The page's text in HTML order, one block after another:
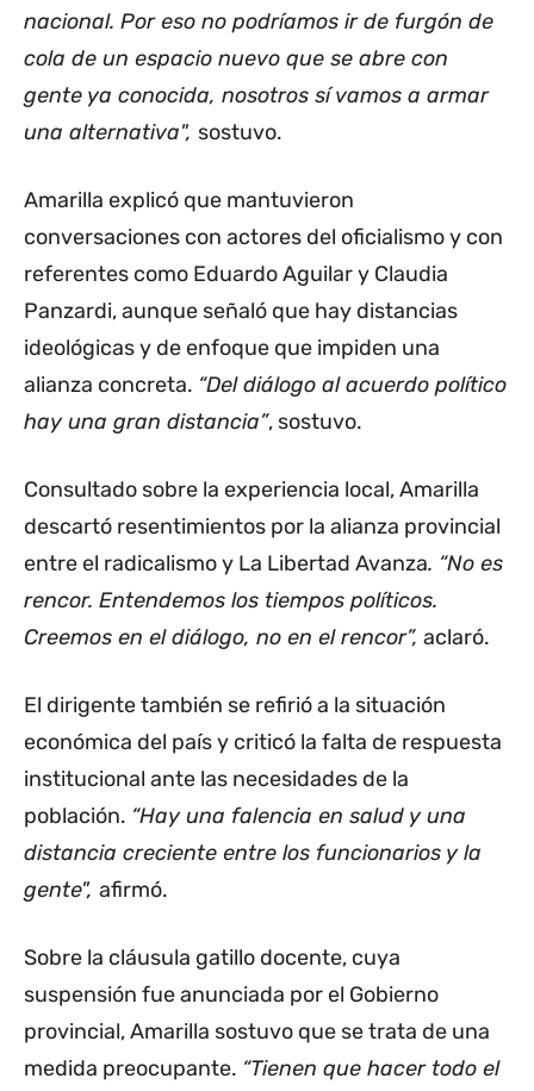
nacional. Por eso no podríamos ir de furgón de
cola de un espacio nuevo que se abre con
gente ya conocida, nosotros sí vamos a armar
una alternativa", sostuvo.
Amarilla explicó que mantuvieron
conversaciones con actores del oficialismo y con
referentes como Eduardo Aguilar y Claudia
Panzardi, aunque señaló que hay distancias
ideológicas y de enfoque que impiden una
alianza concreta. “Del diálogo al acuerdo político
hay una gran distancia”, sostuvo.
Consultado sobre la experiencia local, Amarilla
descartó resentimientos por la alianza provincial
entre el radicalismo y La Libertad Avanza. “No es
rencor. Entendemos los tiempos políticos.
Creemos en el diálogo, no en el rencor”, aclaró.
El dirigente también se refirió a la situación
económica del país y criticó la falta de respuesta
institucional ante las necesidades de la
población. “Hay una falencia en salud y una
distancia creciente entre los funcionarios y la
gente", afirmó.
Sobre la cláusula gatillo docente, cuya
suspensión fue anunciada por el Gobierno
provincial, Amarilla sostuvo que se trata de una
medida preocupante. “Tienen que hacer todo el